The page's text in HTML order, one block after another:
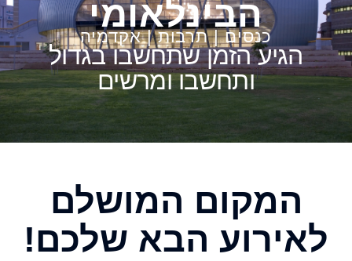
הבינלאומי
כנסים | תרבות | אקדמיה
הגיע הזמן שתחשבו בגדול
ותחשבו ומרשים
המקום המושלם
לאירוע הבא שלכם!